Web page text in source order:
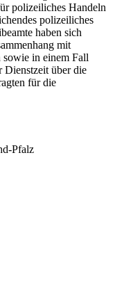
polizeiliches Handeln
polizeiliches
haben sich
mit
sowie in einem Fall
Dienstzeit über die
für die
Pfalz